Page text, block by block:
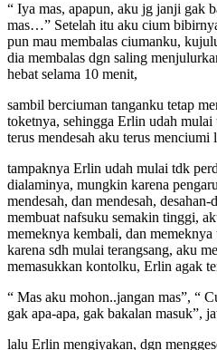
“ Iya mas, apapun, aku jg janji gak
mas…” Setelah itu aku cium
pun mau membalas ciumanku,
dia membalas dgn saling
hebat selama 10 menit,
sambil berciuman tanganku tetap
toketnya, sehingga Erlin udah mulai
terus mendesah aku terus
tampaknya Erlin udah mulai tdk
dialaminya, mungkin karena
mendesah, dan mendesah,
membuat nafsuku semakin tinggi,
memeknya kembali, dan
karena sdh mulai terangsang, aku
memasukkan kontolku, Erlin agak
“ Mas aku mohon..jangan mas”, “
gak apa-apa, gak bakalan masuk”,
lalu Erlin mengiyakan, dgn